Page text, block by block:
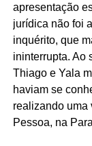
apresentação
jurídica não foi
inquérito, que
ininterrupta. Ao
Thiago e Yala
haviam se
realizando uma
Pessoa, na